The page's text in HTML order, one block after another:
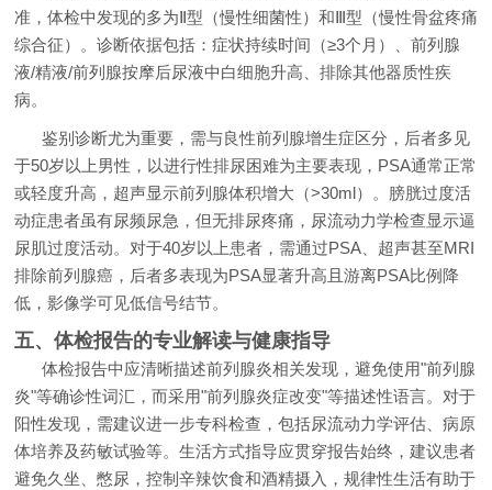
准，体检中发现的多为Ⅱ型（慢性细菌性）和Ⅲ型（慢性骨盆疼痛
综合征）。诊断依据包括：症状持续时间（≥3个月）、前列腺
液/精液/前列腺按摩后尿液中白细胞升高、排除其他器质性疾
病。
鉴别诊断尤为重要，需与良性前列腺增生症区分，后者多见
于50岁以上男性，以进行性排尿困难为主要表现，PSA通常正常
或轻度升高，超声显示前列腺体积增大（>30ml）。膀胱过度活
动症患者虽有尿频尿急，但无排尿疼痛，尿流动力学检查显示逼
尿肌过度活动。对于40岁以上患者，需通过PSA、超声甚至MRI
排除前列腺癌，后者多表现为PSA显著升高且游离PSA比例降
低，影像学可见低信号结节。
五、体检报告的专业解读与健康指导
体检报告中应清晰描述前列腺炎相关发现，避免使用"前列腺
炎"等确诊性词汇，而采用"前列腺炎症改变"等描述性语言。对于
阳性发现，需建议进一步专科检查，包括尿流动力学评估、病原
体培养及药敏试验等。生活方式指导应贯穿报告始终，建议患者
避免久坐、憋尿，控制辛辣饮食和酒精摄入，规律性生活有助于